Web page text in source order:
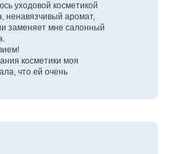
уходовой косметикой
ненавязчивый аромат,
заменяет мне салонный
косметики моя
что ей очень